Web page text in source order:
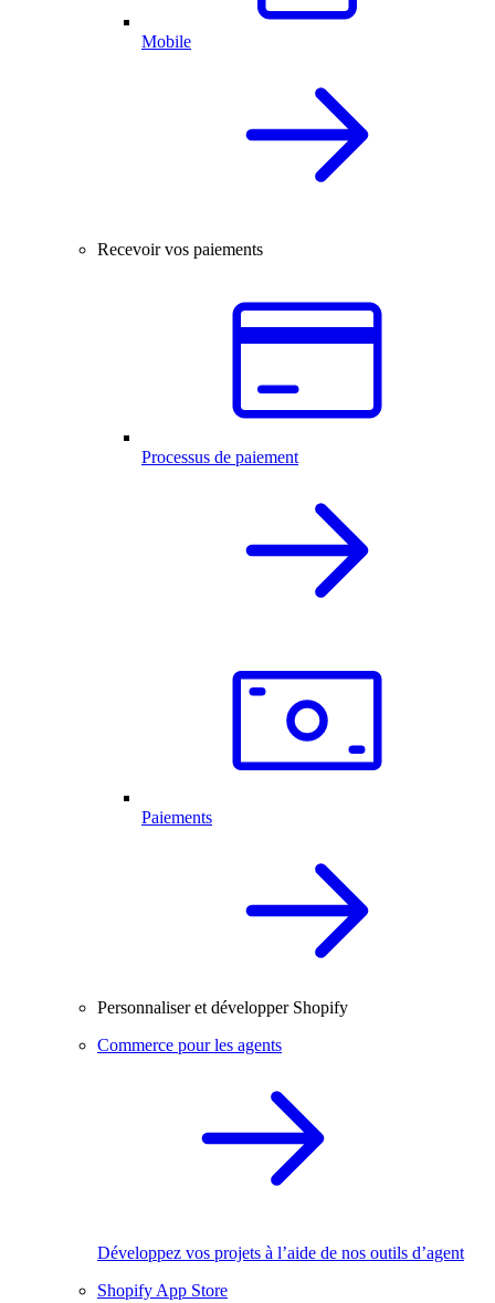
Mobile
Recevoir vos paiements
Processus de paiement
Paiements
Personnaliser et développer Shopify
Commerce pour les agents
Développez vos projets à l’aide de nos outils d’agent
Shopify App Store